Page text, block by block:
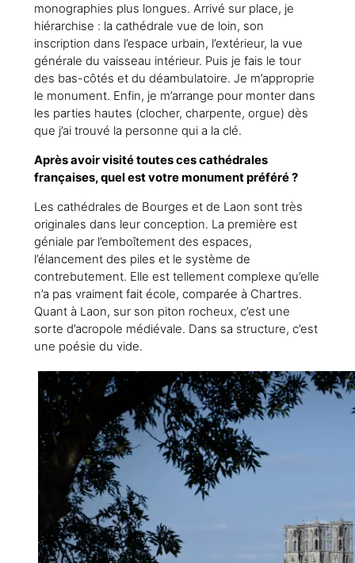
monographies plus longues. Arrivé sur place, je
hiérarchise : la cathédrale vue de loin, son
inscription dans l’espace urbain, l’extérieur, la vue
générale du vaisseau intérieur. Puis je fais le tour
des bas-côtés et du déambulatoire. Je m’approprie
le monument. Enfin, je m’arrange pour monter dans
les parties hautes (clocher, charpente, orgue) dès
que j’ai trouvé la personne qui a la clé.
Après avoir visité toutes ces cathédrales
françaises, quel est votre monument préféré ?
Les cathédrales de Bourges et de Laon sont très
originales dans leur conception. La première est
géniale par l’emboîtement des espaces,
l’élancement des piles et le système de
contrebutement. Elle est tellement complexe qu’elle
n’a pas vraiment fait école, comparée à Chartres.
Quant à Laon, sur son piton rocheux, c’est une
sorte d’acropole médiévale. Dans sa structure, c’est
une poésie du vide.